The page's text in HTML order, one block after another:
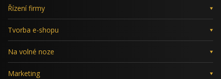
Řízení firmy
Tvorba e-shopu
Na volné noze
Marketing